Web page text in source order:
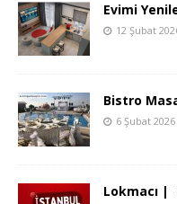
Evimi
12 Şubat
Bistro
6 Şubat 2026
Lokmacı |